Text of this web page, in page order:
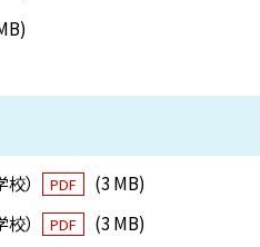
） PDF
(3 MB)
）
PDF
(3 MB)